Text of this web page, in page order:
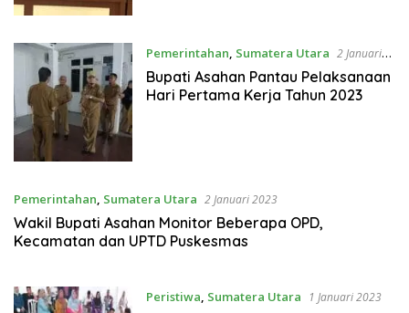
Pemerintahan, Sumatera Utara 2 Januari
2023
Bupati Asahan Pantau Pelaksanaan
Hari Pertama Kerja Tahun 2023
Pemerintahan, Sumatera Utara 2 Januari 2023
Wakil Bupati Asahan Monitor Beberapa OPD,
Kecamatan dan UPTD Puskesmas
Peristiwa, Sumatera Utara 1 Januari 2023